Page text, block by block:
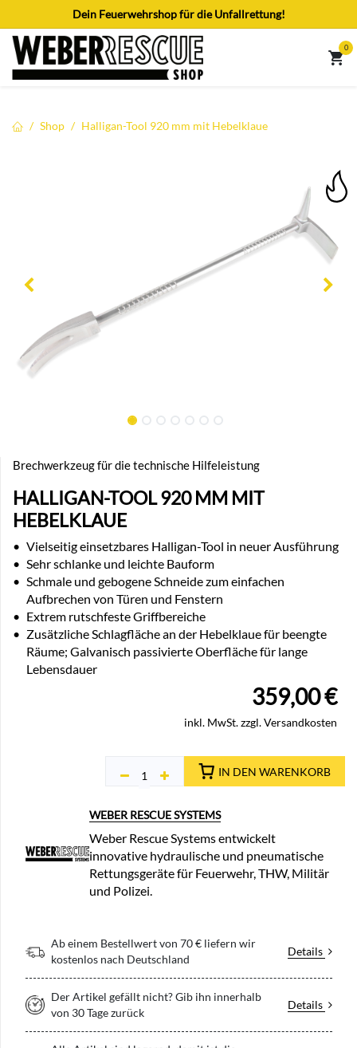
Zum Inhalt springenDein Feuerwehrshop für die Unfallrettung!
0
Shop Halligan-Tool 920 mm mit Hebelklaue
Brechwerkzeug für die technische Hilfeleistung
HALLIGAN-TOOL 920 MM MIT
HEBELKLAUE
• Vielseitig einsetzbares Halligan-Tool in neuer Ausführung
• Sehr schlanke und leichte Bauform
• Schmale und gebogene Schneide zum einfachen
Aufbrechen von Türen und Fenstern
• Extrem rutschfeste Griffbereiche
• Zusätzliche Schlagfläche an der Hebelklaue für beengte
Räume; Galvanisch passivierte Oberfläche für lange
Lebensdauer
359,00€
inkl. MwSt. zzgl. Versandkosten
IN DEN WARENKORB
WEBER RESCUE SYSTEMS
Weber Rescue Systems entwickelt
innovative hydraulische und pneumatische
Rettungsgeräte für Feuerwehr, THW, Militär
und Polizei.
Ab einem Bestellwert von 70 € liefern wir
kostenlos nach Deutschland
Details
Der Artikel gefällt nicht? Gib ihn innerhalb
von 30 Tage zurück
Details